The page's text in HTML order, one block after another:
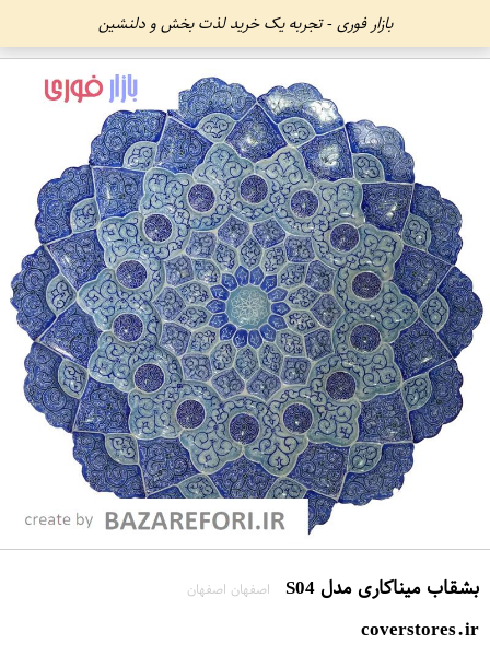
بازار فوری - تجربه یک خرید لذت بخش و دلنشین
بشقاب میناکاری مدل S04 اصفهان اصفهان
coverstores.ir